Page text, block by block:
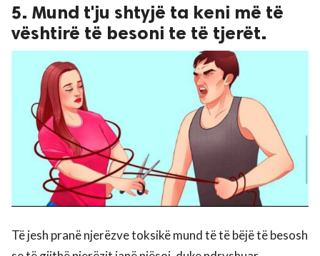
5. Mund t'ju shtyjë ta keni më të
vështirë të besoni te të tjerët.
Të jesh pranë njerëzve toksikë mund të të bëjë të besosh